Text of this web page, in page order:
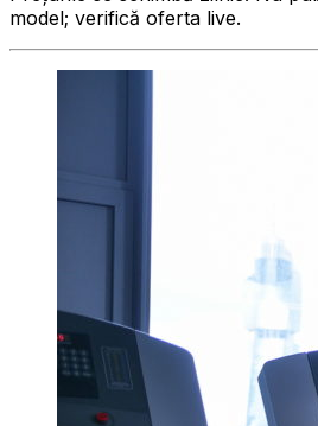
model; verifică oferta live.